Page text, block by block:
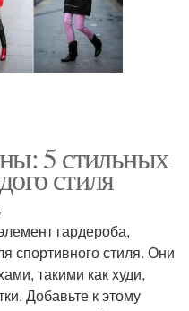
5 стильных
стиля
гардероба,
спортивного стиля. Они
такими как худи,
Добавьте к этому